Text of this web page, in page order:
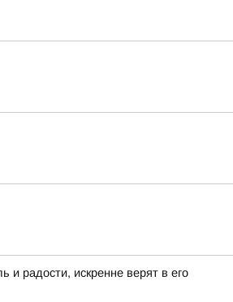
и радости, искренне верят в его